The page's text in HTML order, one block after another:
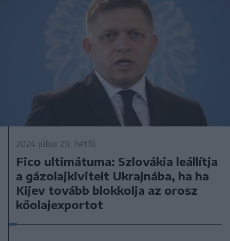
2024. július 29., hétfő
Fico ultimátuma: Szlovákia leállítja
a gázolajkivitelt Ukrajnába, ha ha
Kijev tovább blokkolja az orosz
kőolajexportot